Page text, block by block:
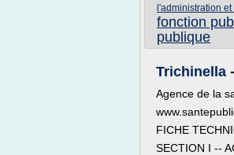
l'administration
fonction
publique
Trichinella
Agence de la
FICHE
SECTION I --